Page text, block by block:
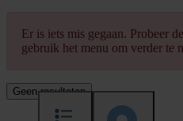
Er is iets mis gegaan. Probeer
gebruik het menu om verder te
Geen resultaten